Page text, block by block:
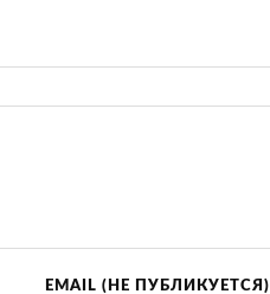
EMAIL (НЕ ПУБЛИКУЕТСЯ)